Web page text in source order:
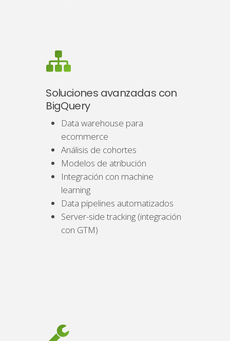
Soluciones avanzadas con
BigQuery
Data warehouse para
ecommerce
Análisis de cohortes
Modelos de atribución
Integración con machine
learning
Data pipelines automatizados
Server-side tracking (integración
con GTM)